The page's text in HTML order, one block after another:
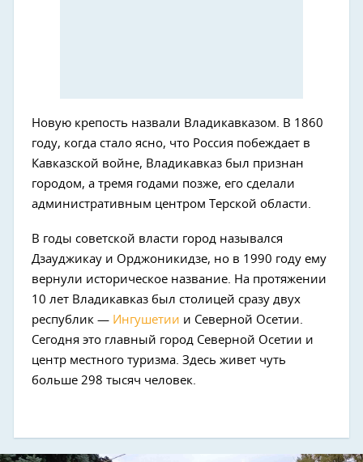
Новую крепость назвали Владикавказом. В 1860
году, когда стало ясно, что Россия побеждает в
Кавказской войне, Владикавказ был признан
городом, а тремя годами позже, его сделали
административным центром Терской области.
В годы советской власти город назывался
Дзауджикау и Орджоникидзе, но в 1990 году ему
вернули историческое название. На протяжении
10 лет Владикавказ был столицей сразу двух
республик — Ингушетии и Северной Осетии.
Сегодня это главный город Северной Осетии и
центр местного туризма. Здесь живет чуть
больше 298 тысяч человек.
Next